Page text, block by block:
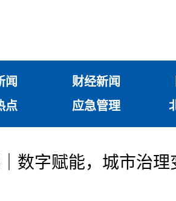
闻 财经新闻
点 应急管理
数字赋能，城市治理